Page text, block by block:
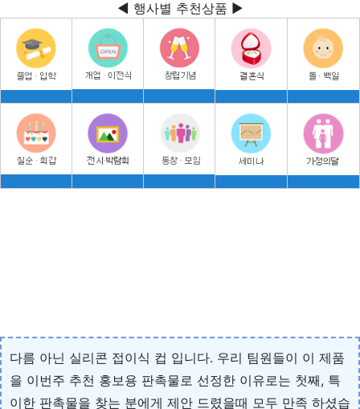
◀ 행사별 추천상품 ▶
다름 아닌 실리콘 접이식 컵 입니다. 우리 팀원들이 이 제품
을 이번주 추천 홍보용 판촉물로 선정한 이유로는 첫째, 특
이한 판촉물을 찾는 분에게 제안 드렸을때 모두 만족 하셨습